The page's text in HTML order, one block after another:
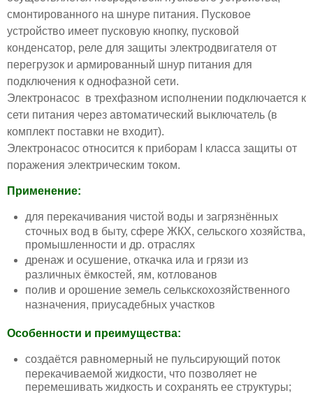
смонтированного на шнуре питания. Пусковое
устройство имеет пусковую кнопку, пусковой
конденсатор, реле для защиты электродвигателя от
перегрузок и армированный шнур питания для
подключения к однофазной сети.
Электронасос в трехфазном исполнении подключается к
сети питания через автоматический выключатель (в
комплект поставки не входит).
Электронасос относится к приборам I класса защиты от
поражения электрическим током.
Применение:
для перекачивания чистой воды и загрязнённых
сточных вод в быту, сфере ЖКХ, сельского хозяйства,
промышленности и др. отраслях
дренаж и осушение, откачка ила и грязи из
различных ёмкостей, ям, котлованов
полив и орошение земель селькскохозяйственного
назначения, приусадебных участков
Особенности и преимущества:
создаётся равномерный не пульсирующий поток
перекачиваемой жидкости, что позволяет не
перемешивать жидкость и сохранять ее структуры;